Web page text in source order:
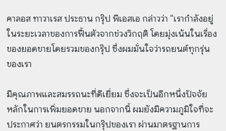
คาลอส ทาวาเรส ประธาน กรุ๊ป พีเอสเอ กล่าวว่า “เรากำลังอยู่
ในระยะเวลาของการฟื้นตัวจากช่วงวิกฤติ โดยมุ่งเน้นในเรื่อง
ของยอดขายโดยรวมของกรุ๊ป ซึ่งผมมั่นใจว่ารถยนต์ทุกรุ่น
ของเรา
มีคุณภาพและสมรรถนะที่ดีเยี่ยม ซึ่งจะเป็นอีกหนึ่งปัจจัย
หลักในการเพิ่มยอดขาย นอกจากนี้ ผมยังมีความภูมิใจที่จะ
ประกาศว่า ยนตรกรรมในกรุ๊ปของเรา ผ่านมาตรฐานการ